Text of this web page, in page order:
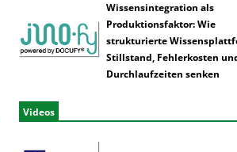
Wissensintegration als
Produktionsfaktor: Wie
strukturierte
Stillstand, Fehlerkosten
Durchlaufzeiten senken
Videos